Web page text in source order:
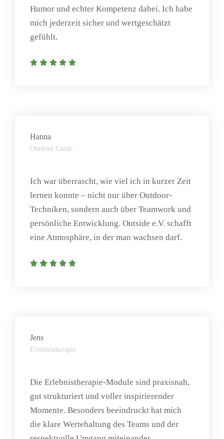
Humor und echter Kompetenz dabei. Ich habe
mich jederzeit sicher und wertgeschätzt
gefühlt.
Hanna
Outdoor Guide
Ich war überrascht, wie viel ich in kurzer Zeit
lernen konnte – nicht nur über Outdoor-
Techniken, sondern auch über Teamwork und
persönliche Entwicklung. Outside e.V. schafft
eine Atmosphäre, in der man wachsen darf.
Jens
Erlebnistherapie
Die Erlebnistherapie-Module sind praxisnah,
gut strukturiert und voller inspirierender
Momente. Besonders beeindruckt hat mich
die klare Wertehaltung des Teams und der